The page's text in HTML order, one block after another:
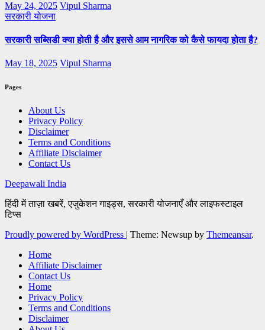
May 24, 2025 Vipul Sharma
सरकारी योजना
सरकारी सब्सिडी क्या होती है और इससे आम नागरिक को कैसे फायदा होता है?
May 18, 2025 Vipul Sharma
Pages
About Us
Privacy Policy
Disclaimer
Terms and Conditions
Affiliate Disclaimer
Contact Us
Deepawali India
हिंदी में ताज़ा खबरें, एजुकेशन गाइड्स, सरकारी योजनाएँ और लाइफस्टाइल
टिप्स
Proudly powered by WordPress | Theme: Newsup by Themeansar.
Home
Affiliate Disclaimer
Contact Us
Home
Privacy Policy
Terms and Conditions
Disclaimer